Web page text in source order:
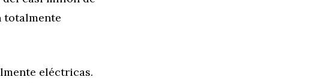
totalmente
eléctricas.